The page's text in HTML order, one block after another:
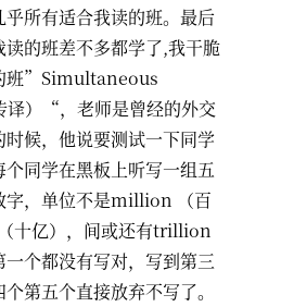
所有适合我读的班。最后
的班差不多都学了,我干脆
班”Simultaneous
）“，老师是曾经的外交
候，他说要测试一下同学
同学在黑板上听写一组五
字，单位不是million （百
十亿），间或还有trillion
一个都没有写对，写到第三
第五个直接放弃不写了。